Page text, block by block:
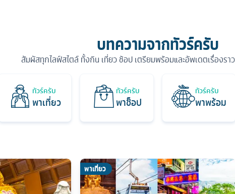
บทความจากทัวร์ครับ
สัมผัสทุกไลฟ์สไตล์ ทั้งกิน เที่ยว ช้อป เตรียมพร้อมและอัพเดตเรื่องร
ทัวร์ครับ
พาเที่ยว
ทัวร์ครับ
พาช็อป
ทัวร์ครับ
พาพร้อม
พาเที่ยว